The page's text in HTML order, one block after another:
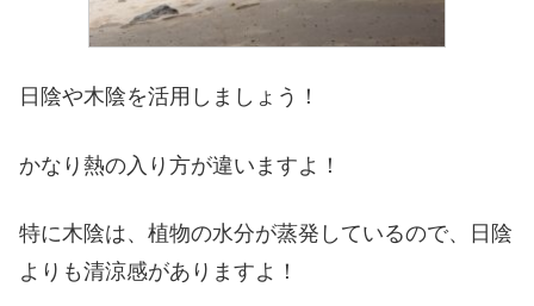
日陰や木陰を活用しましょう！
かなり熱の入り方が違いますよ！
特に木陰は、植物の水分が蒸発しているので、日陰
よりも清涼感がありますよ！